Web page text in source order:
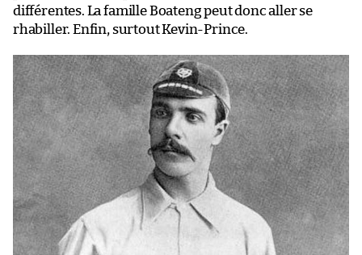
différentes. La famille Boateng peut donc aller se
rhabiller. Enfin, surtout Kevin-Prince.